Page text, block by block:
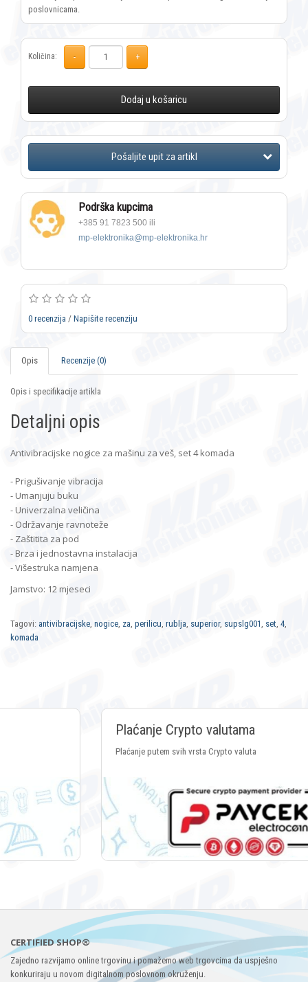
poslovnicama.
Količina:
Dodaj u košaricu
Podrška kupcima
+385 91 7823 500 ili
mp-elektronika@mp-elektronika.hr
0 recenzija / Napišite recenziju
Opis Recenzije (0)
Opis i specifikacije artikla
Detaljni opis
Antivibracijske nogice za mašinu za veš, set 4 komada
- Prigušivanje vibracija
- Umanjuju buku
- Univerzalna veličina
- Održavanje ravnoteže
- Zaštitita za pod
- Brza i jednostavna instalacija
- Višestruka namjena
Jamstvo: 12 mjeseci
Tagovi: antivibracijske, nogice, za, perilicu, rublja, superior, supslg001, set, 4,
komada
Plaćanje Crypto valutama
Plaćanje putem svih vrsta Crypto valuta
CERTIFIED SHOP®
Zajedno razvijamo online trgovinu i pomažemo web trgovcima da uspješno
konkuriraju u novom digitalnom poslovnom okruženju.